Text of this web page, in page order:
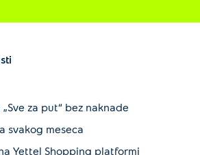
za put“ bez naknade
svakog meseca
Yettel Shopping platformi